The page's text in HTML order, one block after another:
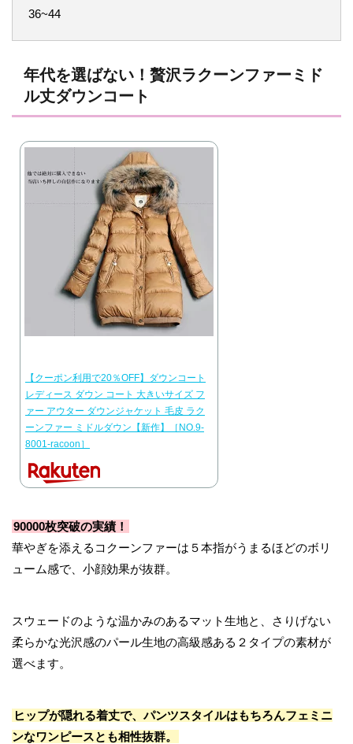
36~44
年代を選ばない！贅沢ラクーンファーミド
ル丈ダウンコート
【クーポン利用で20％OFF】ダウンコート
レディース ダウン コート 大きいサイズ フ
ァー アウター ダウンジャケット 毛皮 ラク
ーンファー ミドルダウン【新作】［NO.9-
8001-racoon］
90000枚突破の実績！
華やぎを添えるコクーンファーは５本指がうまるほどのボリ
ューム感で、小顔効果が抜群。
スウェードのような温かみのあるマット生地と、さりげない
柔らかな光沢感のパール生地の高級感ある２タイプの素材が
選べます。
ヒップが隠れる着丈で、パンツスタイルはもちろんフェミニ
ンなワンピースとも相性抜群。